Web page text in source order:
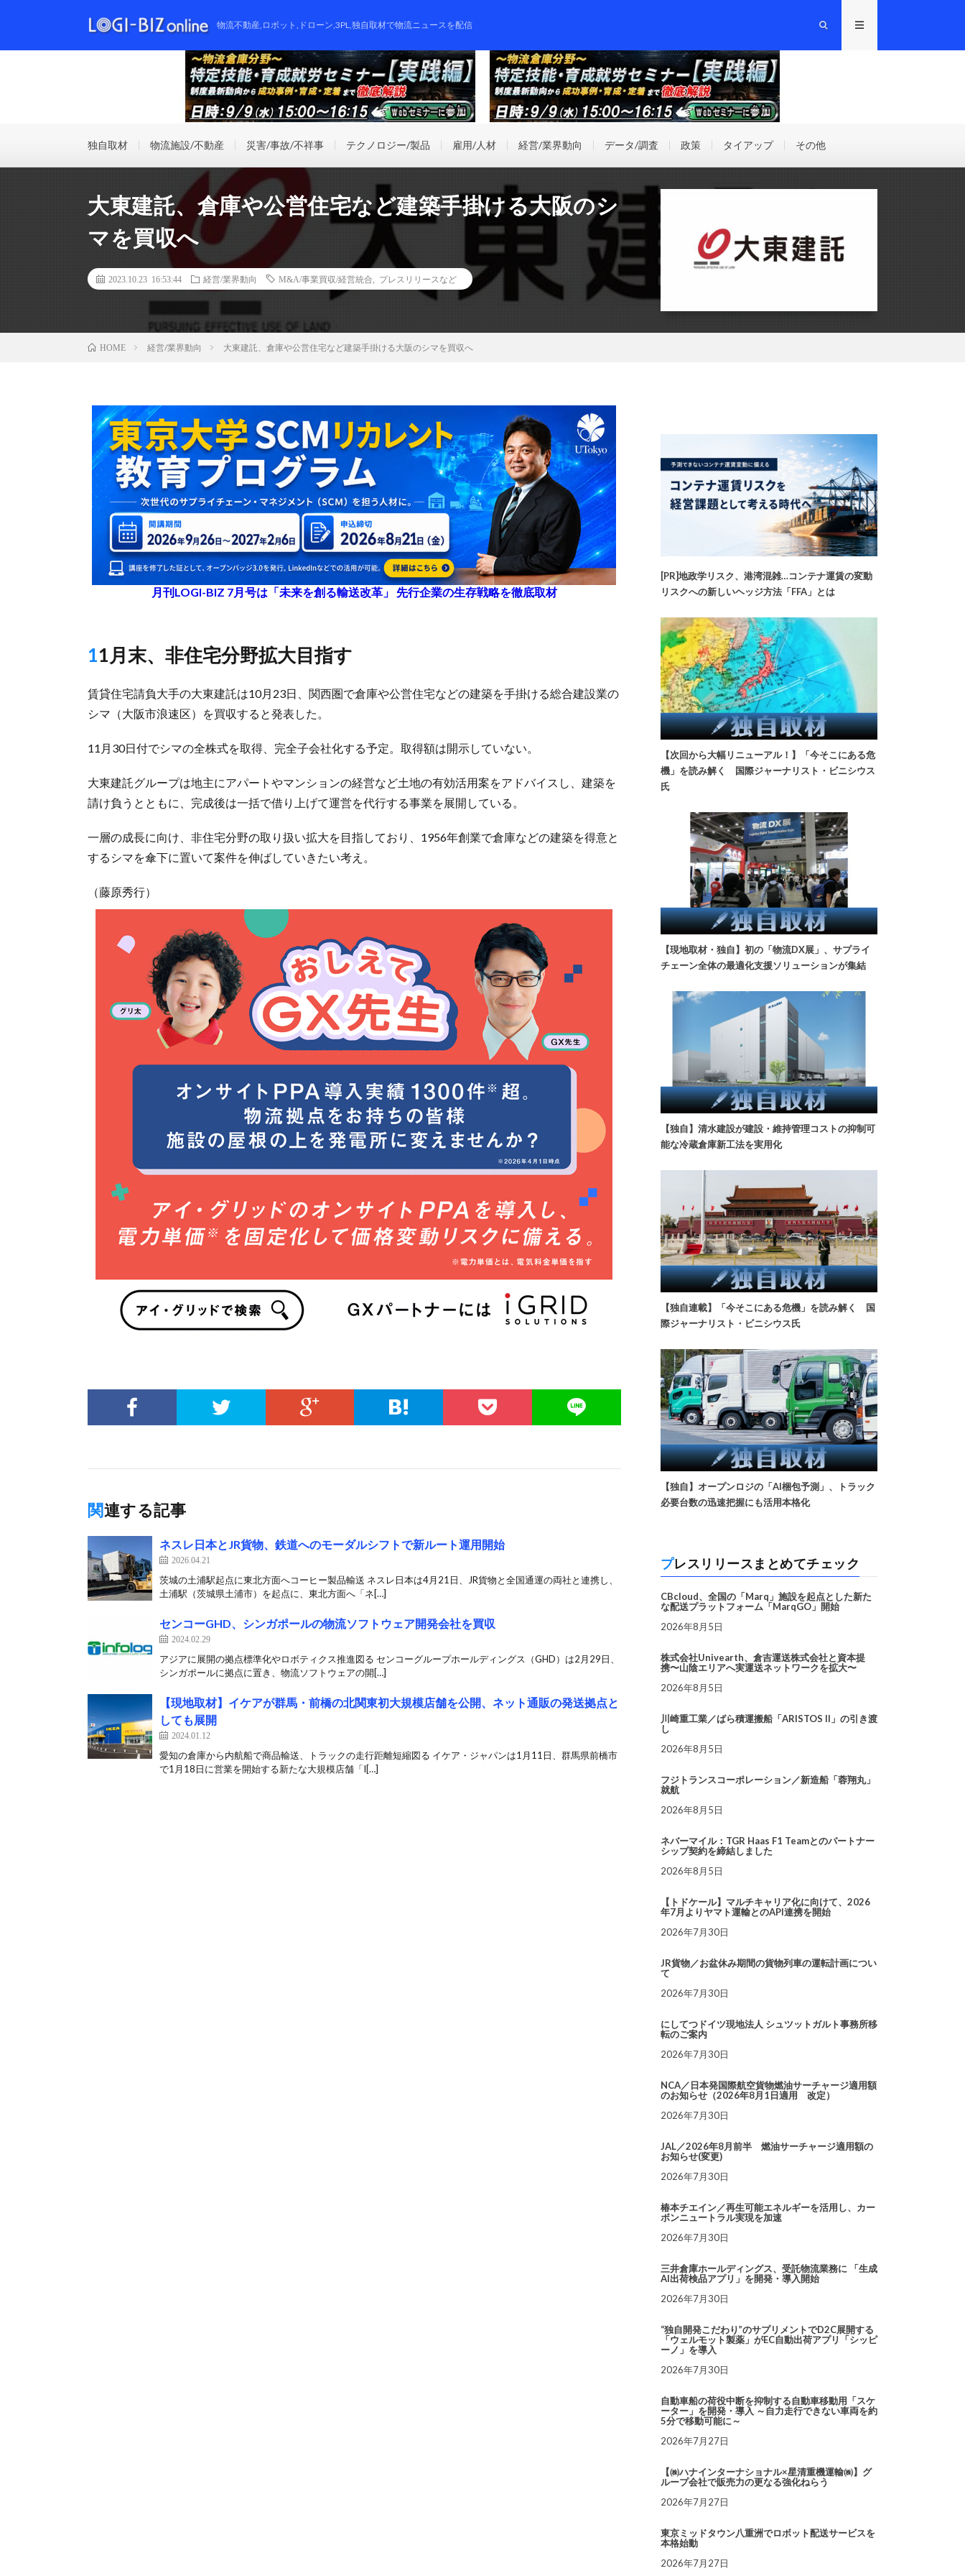
物流不動産,ロボット,ドローン,3PL,独自取材で物流ニュースを配信
独自取材 物流施設/不動産 災害/事故/不祥事 テクノロジー/製品 雇用/人材 経営/業界動向 データ/調査 政策 タイアップ その他
大東建託、倉庫や公営住宅など建築手掛ける大阪のシ
マを買収へ
2023.10.23 16:53:44 経営/業界動向 M&A/事業買収/経営統合 プレスリリースなど
HOME 経営/業界動向 大東建託、倉庫や公営住宅など建築手掛ける大阪のシマを買収へ
月刊LOGI-BIZ 7月号は「未来を創る輸送改革」 先行企業の生存戦略を徹底取材
11月末、非住宅分野拡大目指す
賃貸住宅請負大手の大東建託は10月23日、関西圏で倉庫や公営住宅などの建築を手掛ける総合建設業の
シマ（大阪市浪速区）を買収すると発表した。
11月30日付でシマの全株式を取得、完全子会社化する予定。取得額は開示していない。
大東建託グループは地主にアパートやマンションの経営など土地の有効活用案をアドバイスし、建築を
請け負うとともに、完成後は一括で借り上げて運営を代行する事業を展開している。
一層の成長に向け、非住宅分野の取り扱い拡大を目指しており、1956年創業で倉庫などの建築を得意と
するシマを傘下に置いて案件を伸ばしていきたい考え。
（藤原秀行）
関連する記事
ネスレ日本とJR貨物、鉄道へのモーダルシフトで新ルート運用開始
2026.04.21
茨城の土浦駅起点に東北方面へコーヒー製品輸送 ネスレ日本は4月21日、JR貨物と全国通運の両社と連携し、
土浦駅（茨城県土浦市）を起点に、東北方面へ「ネ[…]
センコーGHD、シンガポールの物流ソフトウェア開発会社を買収
2024.02.29
アジアに展開の拠点標準化やロボティクス推進図る センコーグループホールディングス（GHD）は2月29日、
シンガポールに拠点に置き、物流ソフトウェアの開[…]
【現地取材】イケアが群馬・前橋の北関東初大規模店舗を公開、ネット通販の発送拠点と
しても展開
2024.01.12
愛知の倉庫から内航船で商品輸送、トラックの走行距離短縮図る イケア・ジャパンは1月11日、群馬県前橋市
で1月18日に営業を開始する新たな大規模店舗「I[…]
[PR]地政学リスク、港湾混雑…コンテナ運賃の変動
リスクへの新しいヘッジ方法「FFA」とは
【次回から大幅リニューアル！】「今そこにある危
機」を読み解く 国際ジャーナリスト・ビニシウス
氏
【現地取材・独自】初の「物流DX展」、サプライ
チェーン全体の最適化支援ソリューションが集結
【独自】清水建設が建設・維持管理コストの抑制可
能な冷蔵倉庫新工法を実用化
【独自連載】「今そこにある危機」を読み解く 国
際ジャーナリスト・ビニシウス氏
【独自】オープンロジの「AI梱包予測」、トラック
必要台数の迅速把握にも活用本格化
プレスリリースまとめてチェック
CBcloud、全国の「Marq」施設を起点とした新た
な配送プラットフォーム「MarqGO」開始
2026年8月5日
株式会社Univearth、倉吉運送株式会社と資本提
携〜山陰エリアへ実運送ネットワークを拡大〜
2026年8月5日
川崎重工業／ばら積運搬船「ARISTOS II」の引き渡
し
2026年8月5日
フジトランスコーポレーション／新造船「蓉翔丸」
就航
2026年8月5日
ネバーマイル：TGR Haas F1 Teamとのパートナー
シップ契約を締結しました
2026年8月5日
【トドケール】マルチキャリア化に向けて、2026
年7月よりヤマト運輸とのAPI連携を開始
2026年7月30日
JR貨物／お盆休み期間の貨物列車の運転計画につい
て
2026年7月30日
にしてつドイツ現地法人 シュツットガルト事務所移
転のご案内
2026年7月30日
NCA／日本発国際航空貨物燃油サーチャージ適用額
のお知らせ（2026年8月1日適用 改定）
2026年7月30日
JAL／2026年8月前半 燃油サーチャージ適用額の
お知らせ(変更)
2026年7月30日
椿本チエイン／再生可能エネルギーを活用し、カー
ボンニュートラル実現を加速
2026年7月30日
三井倉庫ホールディングス、受託物流業務に 「生成
AI出荷検品アプリ」を開発・導入開始
2026年7月30日
“独自開発こだわり”のサプリメントでD2C展開する
「ウェルモット製薬」がEC自動出荷アプリ「シッピ
ーノ」を導入
2026年7月30日
自動車船の荷役中断を抑制する自動車移動用「スケ
ーター」を開発・導入 ～自力走行できない車両を約
5分で移動可能に～
2026年7月27日
【㈱ハナインターナショナル×星清重機運輸㈱】グ
ループ会社で販売力の更なる強化ねらう
2026年7月27日
東京ミッドタウン八重洲でロボット配送サービスを
本格始動
2026年7月27日